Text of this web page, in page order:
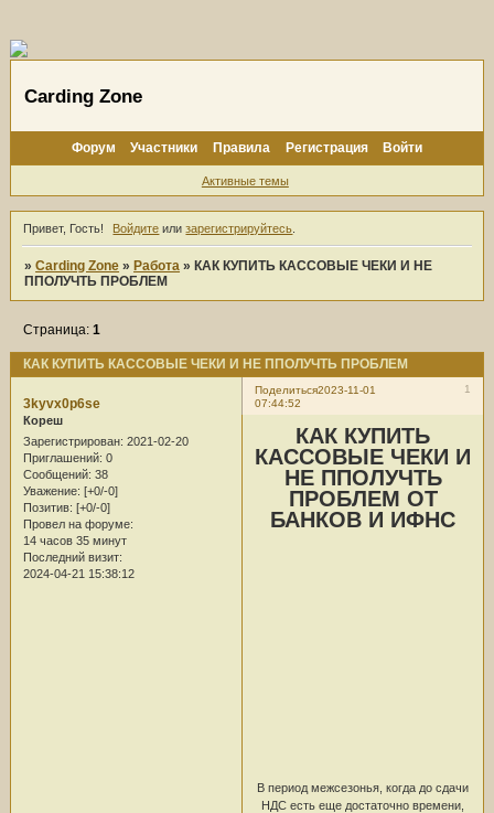
Carding Zone
Форум Участники Правила Регистрация Войти
Активные темы
Привет, Гость! Войдите илизарегистрируйтесь
»Carding Zone » Работа » КАК КУПИТЬ КАССОВЫЕ ЧЕКИ И НЕ
ППОЛУЧТЬ ПРОБЛЕМ
КАК КУПИТЬ КАССОВЫЕ ЧЕКИ И НЕ ППОЛУЧТЬ ПРОБЛЕМ
Страница:1
Поделиться 1
2023-11-01
07:44:52
3kyvx0p6se
Кореш
Зарегистрирован: 2021-02-20
Приглашений: 0
Сообщений: 38
Уважение: [+0/-0]
Позитив: [+0/-0]
Провел на форуме:
14 часов 35 минут
Последний визит:
2024-04-21 15:38:12
КАК КУПИТЬ
КАССОВЫЕ ЧЕКИ И
НЕ ППОЛУЧТЬ
ПРОБЛЕМ ОТ
БАНКОВ И ИФНС
В период межсезонья, когда до сдачи
НДС есть еще достаточно времени,